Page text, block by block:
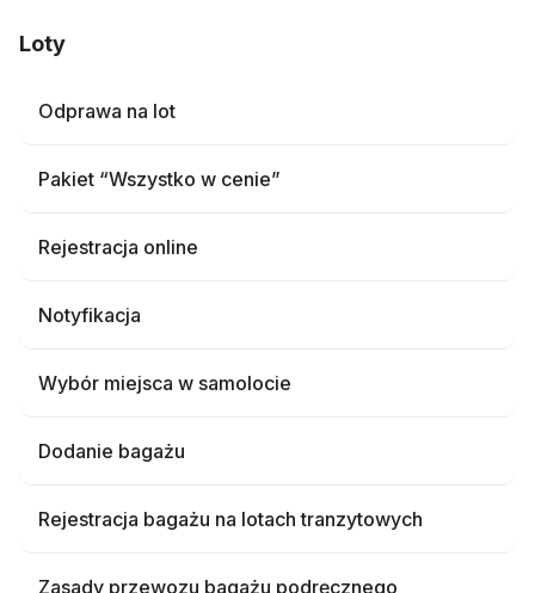
Loty
Odprawa na lot
Pakiet “Wszystko w cenie”
Rejestracja online
Notyfikacja
Wybór miejsca w samolocie
Dodanie bagażu
Rejestracja bagażu na lotach tranzytowych
Zasady przewozu bagażu podręcznego